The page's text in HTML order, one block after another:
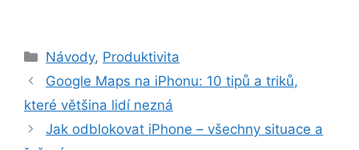
Rubriky
Návody, Produktivita
Google Maps na iPhonu: 10 tipů a triků,
které většina lidí nezná
Jak odblokovat iPhone – všechny situace a